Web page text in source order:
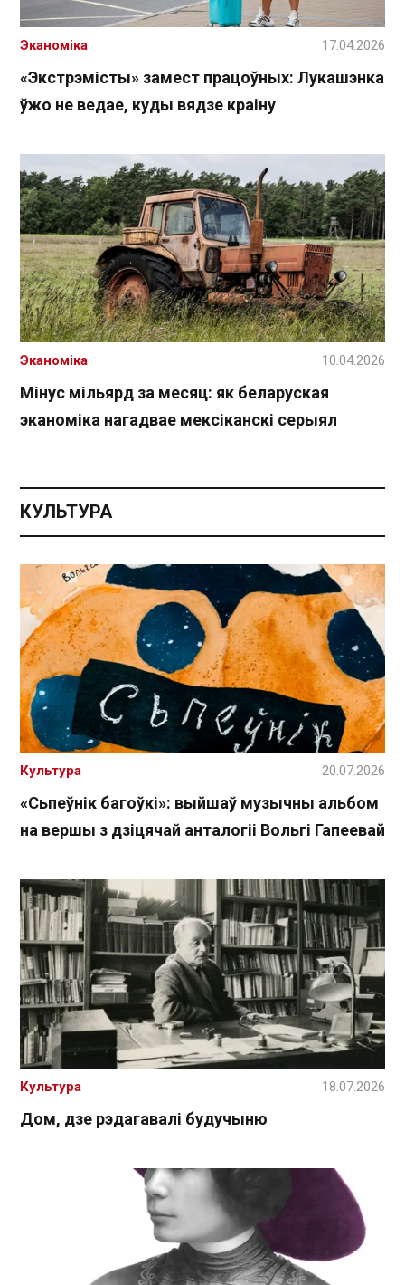
«Экстрэмісты» замест працоўных: Лукашэнка
ўжо не ведае, куды вядзе краіну
Эканоміка 17.04.2026
Мінус мільярд за месяц: як беларуская
эканоміка нагадвае мексіканскі серыял
Эканоміка 10.04.2026
КУЛЬТУРА
«Сьпеўнік багоўкі»: выйшаў музычны альбом
на вершы з дзіцячай анталогіі Вольгі Гапеевай
Культура 20.07.2026
Дом, дзе рэдагавалі будучыню
Культура 18.07.2026